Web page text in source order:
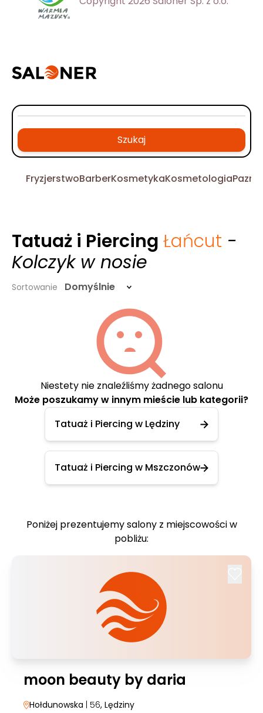
Szukaj
FryzjerstwoBarberKosmetykaKosmetologia
Tatuaż i Piercing Łańcut -
Kolczyk w nosie
Sortowanie Domyślnie
Niestety nie znaleźliśmy żadnego salonu
Może poszukamy w innym mieście lub kategorii?
Tatuaż i Piercing w Lędziny
Tatuaż i Piercing w Mszczonów
Poniżej prezentujemy salony z miejscowości w
pobliżu:
moon beauty by daria
Hołdunowska | 56, Lędziny